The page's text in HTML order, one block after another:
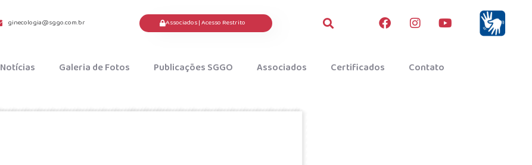
ginecologia@sggo.com.br Associados | Acesso Restrito
Notícias Galeria de Fotos Publicações SGGO Associados Certificados Contato